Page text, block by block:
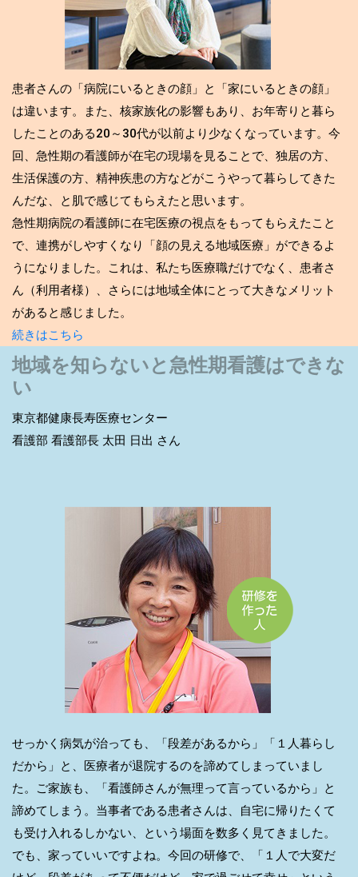
患者さんの「病院にいるときの顔」と「家にいるときの顔」
は違います。また、核家族化の影響もあり、お年寄りと暮ら
したことのある20～30代が以前より少なくなっています。今
回、急性期の看護師が在宅の現場を見ることで、独居の方、
生活保護の方、精神疾患の方などがこうやって暮らしてきた
んだな、と肌で感じてもらえたと思います。
急性期病院の看護師に在宅医療の視点をもってもらえたこと
で、連携がしやすくなり「顔の見える地域医療」ができるよ
うになりました。これは、私たち医療職だけでなく、患者さ
ん（利用者様）、さらには地域全体にとって大きなメリット
があると感じました。
続きはこちら
地域を知らないと急性期看護はできな
い
東京都健康長寿医療センター
看護部 看護部長 太田 日出 さん
せっかく病気が治っても、「段差があるから」「１人暮らし
だから」と、医療者が退院するのを諦めてしまっていまし
た。ご家族も、「看護師さんが無理って言っているから」と
諦めてしまう。当事者である患者さんは、自宅に帰りたくて
も受け入れるしかない、という場面を数多く見てきました。
でも、家っていいですよね。今回の研修で、「１人で大変だ